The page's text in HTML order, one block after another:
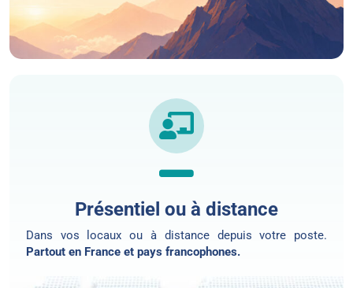
Présentiel ou à distance
Dans vos locaux ou à distancedepuis votre poste.
Partout en France et pays francophones.